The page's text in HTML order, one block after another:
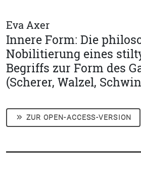
Eva Axer
Innere Form: Die
Nobilitierung eines
Begriffs zur Form des
(Scherer, Walzel,
ZUR OPEN-ACCESS-VERSION